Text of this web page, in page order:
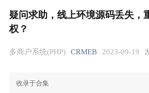
疑问求助，线上环境源码丢失，
权？
多商户系统(PHP) CRMEB 2023-09-19
收录于合集